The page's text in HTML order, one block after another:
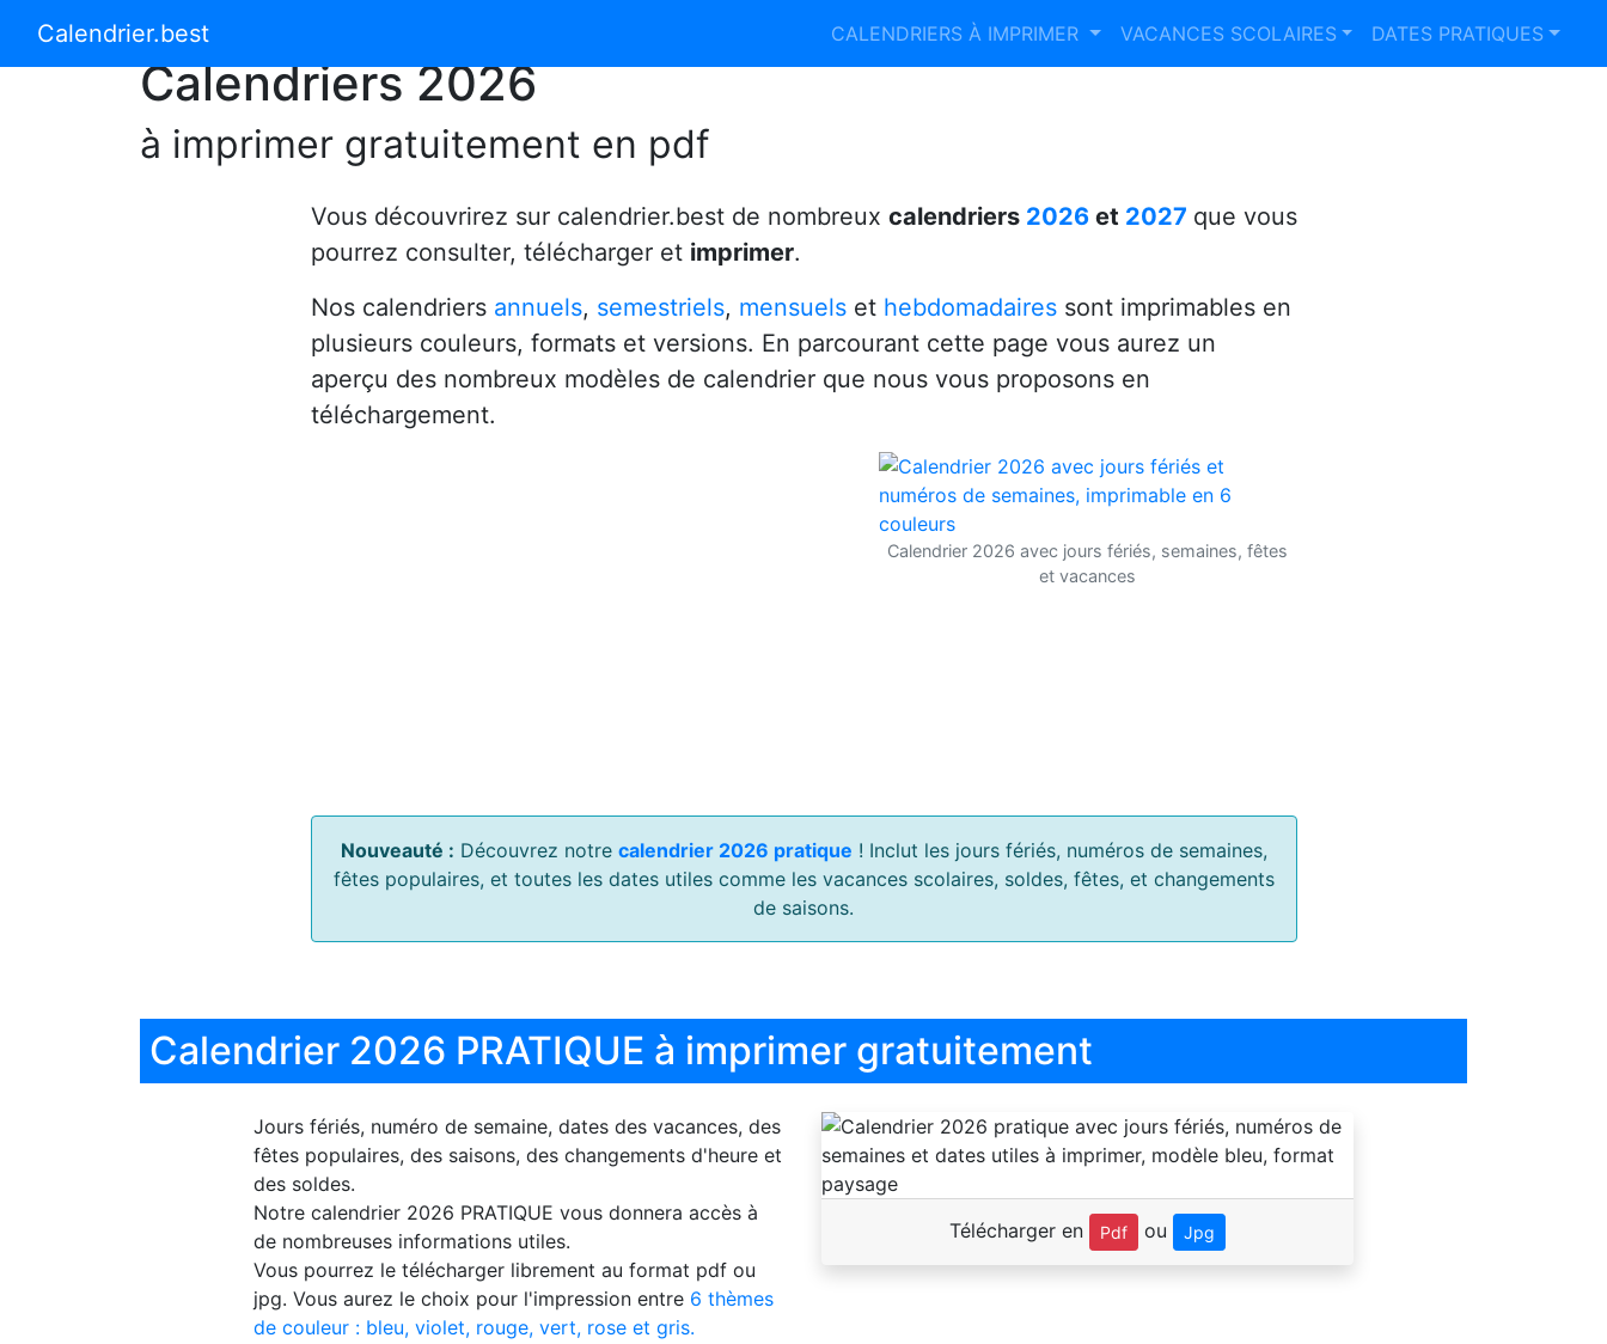
Calendrier.best CALENDRIERS À IMPRIMER VACANCES SCOLAIRES DATES PRATIQUES
Calendrier 2024 Calendrier 2027
Calendriers 2026
à imprimer gratuitement en pdf
Vous découvrirez sur calendrier.best de nombreux calendriers 2026et 2027 que vous
pourrez consulter, télécharger et imprimer.
Nos calendriers annuels, semestriels, mensuelset hebdomadairessont imprimables en
plusieurs couleurs, formats et versions. En parcourant cette page vous aurez un
aperçu des nombreux modèles de calendrier que nous vous proposons en
téléchargement.
Calendrier 2026 avec jours fériés, semaines, fêtes
et vacances
Nouveauté : Découvrez notre calendrier 2026 pratique ! Inclut les jours fériés, numéros de semaines,
fêtes populaires, et toutes les dates utiles comme les vacances scolaires, soldes, fêtes, et changements
de saisons.
Calendrier 2026 PRATIQUE à imprimer gratuitement
Jours fériés, numéro de semaine, dates des vacances, des
fêtes populaires, des saisons, des changements d'heure et
des soldes.
Notre calendrier 2026 PRATIQUE vous donnera accès à
de nombreuses informations utiles.
Vous pourrez le télécharger librement au format pdf ou
jpg. Vous aurez le choix pour l'impression entre 6 thèmes
de couleur : bleu, violet, rouge, vert, rose et gris.
Télécharger en Pdf ou Jpg